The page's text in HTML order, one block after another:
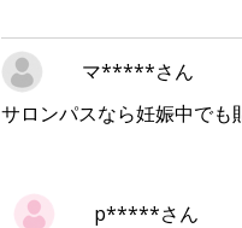
マ*****さん
サロンパスなら妊娠中でも
p*****さん